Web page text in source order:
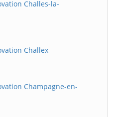
Challes-la-
Challex
Champagne-en-